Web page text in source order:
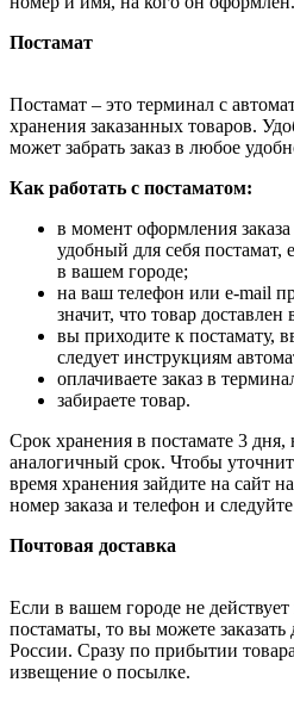
Постамат
Постамат – это терминал с
хранения заказанных товаров.
может забрать заказ в любое
Как работать с постаматом:
в момент оформления
удобный для себя постамат,
в вашем городе;
на ваш телефон или e-mail
значит, что товар доставлен
вы приходите к постамату,
следует инструкциям
оплачиваете заказ в
забираете товар.
Срок хранения в постамате 3
аналогичный срок. Чтобы
время хранения зайдите на сайт
номер заказа и телефон и
Почтовая доставка
Если в вашем городе не действует
постаматы, то вы можете заказать
России. Сразу по прибытии
извещение о посылке.